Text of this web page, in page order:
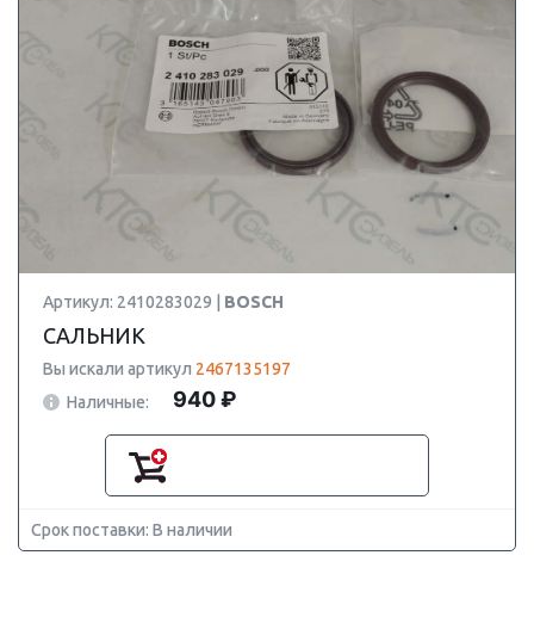
Артикул: 2410283029 | BOSCH
САЛЬНИК
Вы искали артикул 2467135197
Наличные:
940 ₽
Срок поставки: В наличии